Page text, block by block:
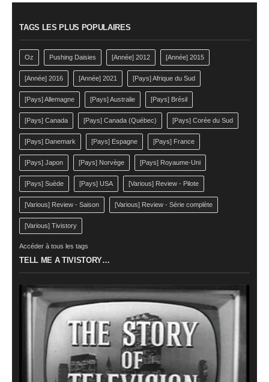
TAGS LES PLUS POPULAIRES
Oz Pushing Daisies [Année] 2012 [Année] 2015
[Année] 2016 [Année] 2021 [Pays] Afrique du Sud
[Pays] Allemagne [Pays] Australie [Pays] Brésil
[Pays] Canada [Pays] Canada (Québec) [Pays] Corée du Sud
[Pays] Danemark [Pays] Espagne [Pays] France
[Pays] Japon [Pays] Norvège [Pays] Royaume-Uni
[Pays] Suède [Pays] USA [Various] Review - Pilote
[Various] Review - Saison [Various] Review - Série complète
[Various] Tivistory
Accéder à tous les tags
TELL ME A TIVISTORY…